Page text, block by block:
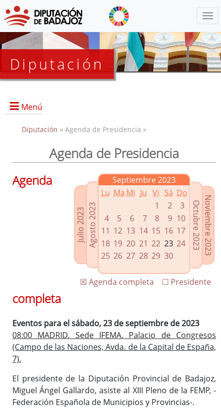
Diputación
Menú
Presidencia
Grupos Políticos
Enlaces relacionados
Agenda de Presidencia
Plenos provinciales y Juntas de gobierno
Oficina de Proyectos Europeos
Diputación » Agenda de Presidencia »
Agenda de Presidencia
Julio 2023Agosto 2023
Septiembre 2023
Lu Ma Mi Ju Vi Sá Do
1
2
3
4
5 6 7 8 9 10
11 12 13 14 15 16 17
18 19 20 21 22 23 24
25 26 27 28 29 30
Noviembre 2023
Octubre 2023
☐ Presidente
☒ Agenda completa
Agenda
completa
Eventos para el sábado, 23 de septiembre de 2023
08:00 MADRID. Sede IFEMA. Palacio de Congresos
(Campo de las Naciones, Avda. de la Capital de España,
7).
El presidente de la Diputación Provincial de Badajoz,
Miguel Ángel Gallardo, asiste al XIII Pleno de la FEMP, -
Federación Española de Municipios y Provincias-.